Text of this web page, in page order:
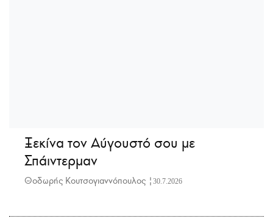
Ξεκίνα τον Αύγουστό σου με
Σπάιντερμαν
Θοδωρής Κουτσογιαννόπουλος | 30.7.2026